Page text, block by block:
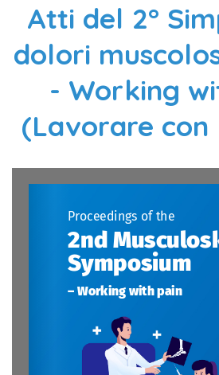
Atti del 2°
dolori
- Working
(Lavorare